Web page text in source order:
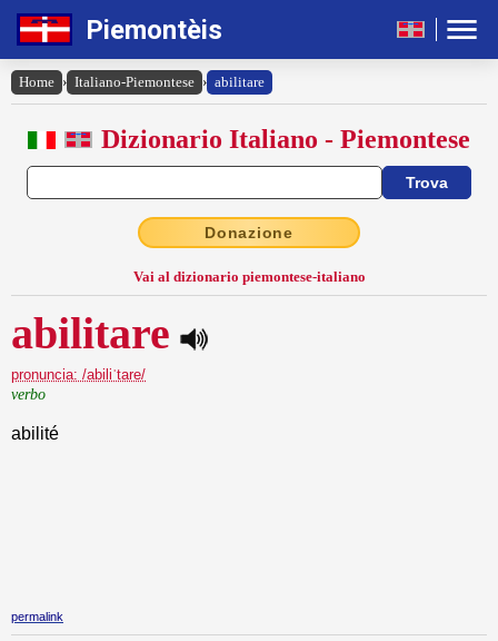
Piemontèis
Home › Italiano-Piemontese › abilitare
Dizionario Italiano - Piemontese
Donazione
Vai al dizionario piemontese-italiano
abilitare
pronuncia: /abiliˈtare/
verbo
abilité
permalink